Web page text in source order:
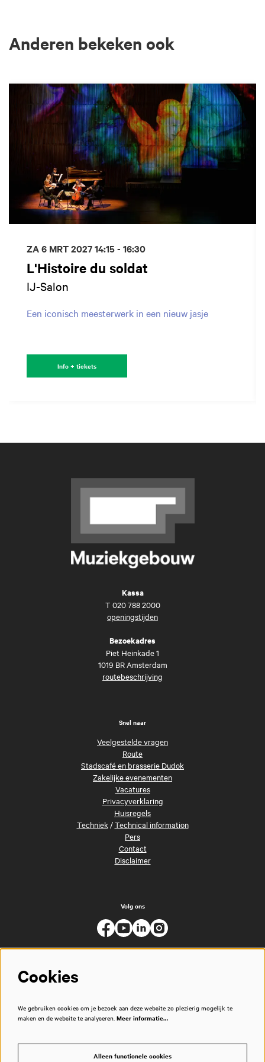
Anderen bekeken ook
L'Histoire du soldat
IJ-Salon
Een iconisch meesterwerk in een nieuw jasje
ZA 6 MRT 202714:15 - 16:30
Info + tickets
Kassa
T 020 788 2000
openingstijden
Bezoekadres
Piet Heinkade 1
1019 BR Amsterdam
routebeschrijving
Snel naar
Veelgestelde vragen
Route
Stadscafé en brasserie Dudok
Zakelijke evenementen
Vacatures
Privacyverklaring
Huisregels
Techniek/Technical information
Pers
Contact
Disclaimer
Volg ons
Cookies
We gebruiken cookies om je bezoek aan deze website zo plezierig mogelijk te
maken en de website te analyseren. Meer informatie…
Alleen functionele cookies